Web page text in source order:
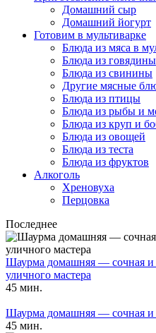
Домашний сыр
Домашний йогурт
Готовим в мультиварке
Блюда из мяса в
Блюда из говядины
Блюда из свинины
Другие мясные
Блюда из птицы
Блюда из рыбы и
Блюда из круп и
Блюда из овощей
Блюда из теста
Блюда из фруктов
Алкоголь
Хреновуха
Перцовка
Последнее
Шаурма домашняя — сочная и
уличного мастера
45 мин.
Шаурма домашняя — сочная и
45 мин.